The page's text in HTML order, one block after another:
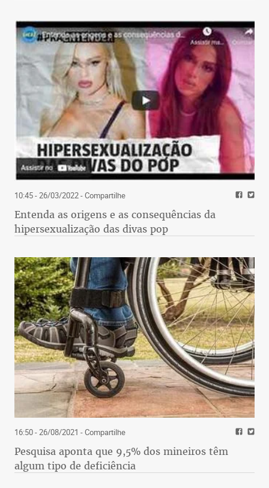
10:45 - 26/03/2022- Compartilhe
Entenda as origens e as consequências da
hipersexualização das divas pop
16:50 - 26/08/2021 - Compartilhe
Pesquisa aponta que 9,5% dos mineiros têm
algum tipo de deficiência